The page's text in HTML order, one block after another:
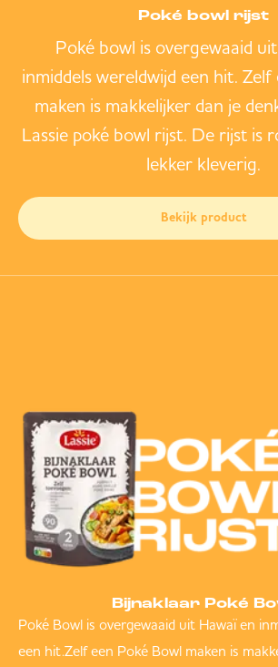
Poké bowl rijst
Poké bowl is overgewaaid
inmiddels wereldwijd een hit. Zelf
maken is makkelijker dan je
Lassie poké bowl rijst. De rijst is
lekker kleverig.
Bekijk product
Bijnaklaar Poké
Poké Bowl is overgewaaid uit Hawaï en
een hit.Zelf een Poké Bowl maken is